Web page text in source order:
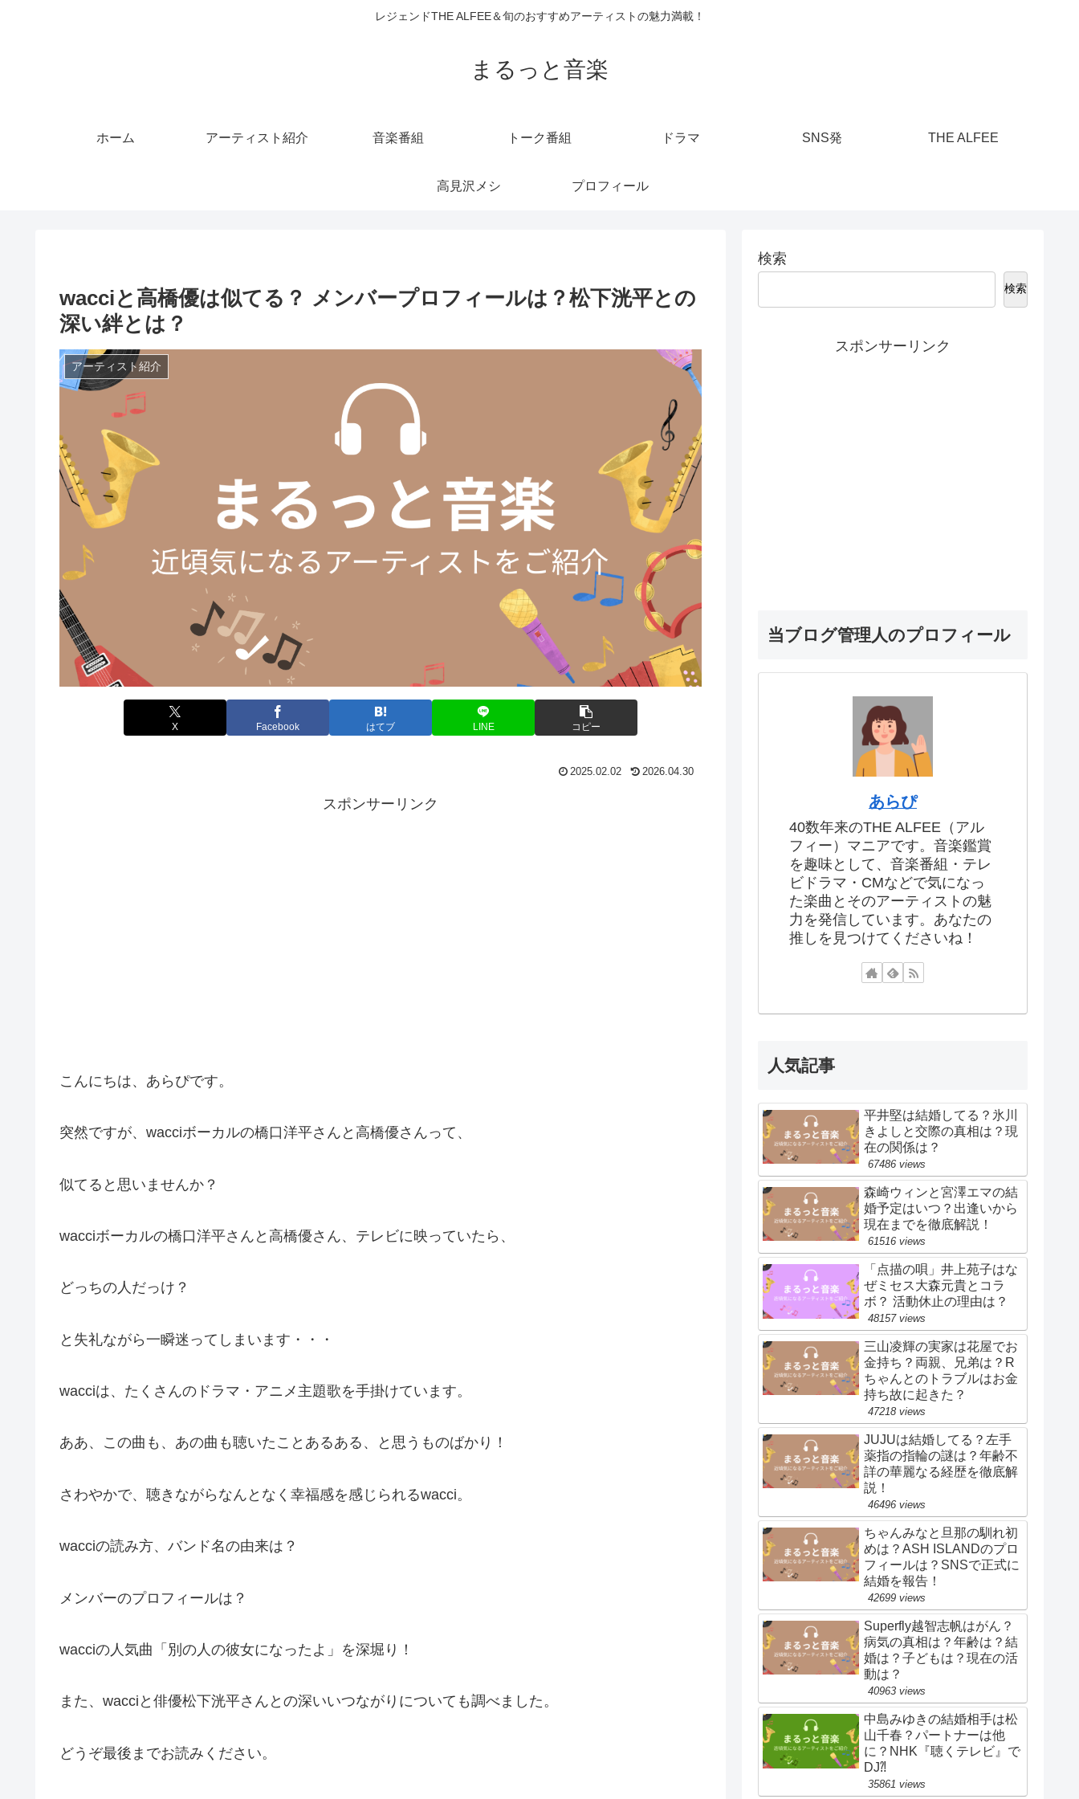
レジェンドTHE ALFEE＆旬のおすすめアーティストの魅力満載！
まるっと音楽
ホーム アーティスト紹介 音楽番組 トーク番組 ドラマ SNS発 THE ALFEE
高見沢メシ プロフィール
wacciと高橋優は似てる？ メンバープロフィールは？松下洸平との
深い絆とは？
アーティスト紹介
X Facebook はてブ LINE コピー
2025.02.02 2026.04.30
スポンサーリンク
こんにちは、あらぴです。
突然ですが、wacciボーカルの橋口洋平さんと高橋優さんって、
似てると思いませんか？
wacciボーカルの橋口洋平さんと高橋優さん、テレビに映っていたら、
どっちの人だっけ？
と失礼ながら一瞬迷ってしまいます・・・
wacciは、たくさんのドラマ・アニメ主題歌を手掛けています。
ああ、この曲も、あの曲も聴いたことあるある、と思うものばかり！
さわやかで、聴きながらなんとなく幸福感を感じられるwacci。
wacciの読み方、バンド名の由来は？
メンバーのプロフィールは？
wacciの人気曲「別の人の彼女になったよ」を深堀り！
また、wacciと俳優松下洸平さんとの深いいつながりについても調べました。
どうぞ最後までお読みください。
検索
検索
スポンサーリンク
当ブログ管理人のプロフィール
あらぴ
40数年来のTHE ALFEE（アル
フィー）マニアです。音楽鑑賞
を趣味として、音楽番組・テレ
ビドラマ・CMなどで気になっ
た楽曲とそのアーティストの魅
力を発信しています。あなたの
推しを見つけてくださいね！
人気記事
平井堅は結婚してる？氷川
きよしと交際の真相は？現
在の関係は？
67486 views
森崎ウィンと宮澤エマの結
婚予定はいつ？出逢いから
現在までを徹底解説！
61516 views
「点描の唄」井上苑子はな
ぜミセス大森元貴とコラ
ボ？ 活動休止の理由は？
48157 views
三山凌輝の実家は花屋でお
金持ち？両親、兄弟は？R
ちゃんとのトラブルはお金
持ち故に起きた？
47218 views
JUJUは結婚してる？左手
薬指の指輪の謎は？年齢不
詳の華麗なる経歴を徹底解
説！
46496 views
ちゃんみなと旦那の馴れ初
めは？ASH ISLANDのプロ
フィールは？SNSで正式に
結婚を報告！
42699 views
Superfly越智志帆はがん？
病気の真相は？年齢は？結
婚は？子どもは？現在の活
動は？
40963 views
中島みゆきの結婚相手は松
山千春？パートナーは他
に？NHK『聴くテレビ』で
DJ⁈
35861 views